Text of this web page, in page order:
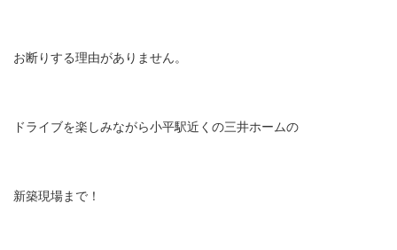
お断りする理由がありません。
ドライブを楽しみながら小平駅近くの三井ホームの
新築現場まで！